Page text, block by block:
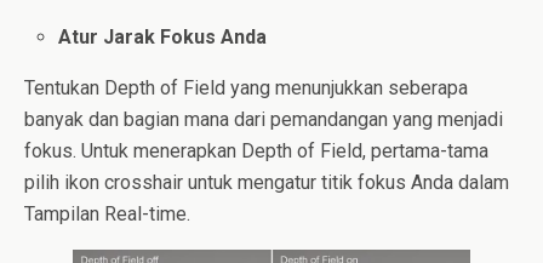
Atur Jarak Fokus Anda
Tentukan Depth of Field yang menunjukkan seberapa
banyak dan bagian mana dari pemandangan yang menjadi
fokus. Untuk menerapkan Depth of Field, pertama-tama
pilih ikon crosshair untuk mengatur titik fokus Anda dalam
Tampilan Real-time.